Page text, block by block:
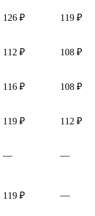
126 ₽ 119 ₽
112 ₽ 108 ₽
116 ₽ 108 ₽
119 ₽ 112 ₽
— —
119 ₽ —